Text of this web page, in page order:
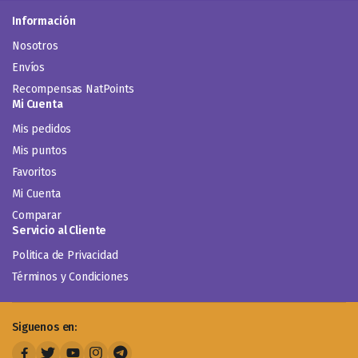
Información
Nosotros
Envíos
Recompensas NatPoints
Mi Cuenta
Mis pedidos
Mis puntos
Favoritos
Mi Cuenta
Comparar
Servicio al Cliente
Politica de Privacidad
Términos y Condiciones
Siguenos en: